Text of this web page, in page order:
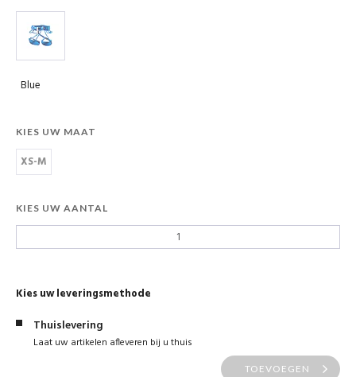
Blue
KIES UW MAAT
XS-M
KIES UW AANTAL
Kies uw leveringsmethode
Thuislevering
Laat uw artikelen afleveren bij u thuis
TOEVOEGEN